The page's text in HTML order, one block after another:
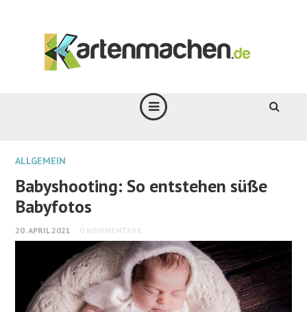
ALLGEMEIN
Babyshooting: So entstehen süße
Babyfotos
20. APRIL 2021 0 KOMMENTARE